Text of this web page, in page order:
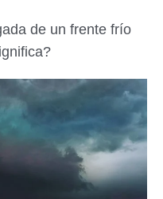
de un frente frío